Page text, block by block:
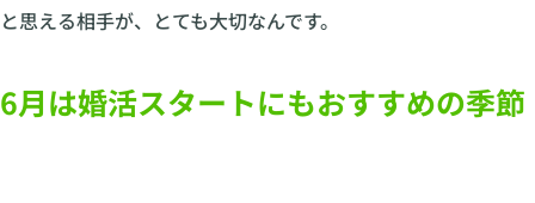
と思える相手が、とても大切なんです。
6月は婚活スタートにもおすすめの季節